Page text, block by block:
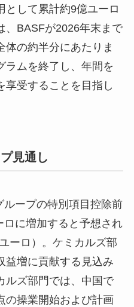
として累計約9億ユーロ
、BASFが2026年末まで
体の約半分にあたりま
ラムを終了し、年間を
享受することを目指し
見通し
ープの特別項目控除前
に増加すると予想され
ーロ）。ケミカルズ部
益増に貢献する見込み
ルズ部門では、中国で
の操業開始および計画